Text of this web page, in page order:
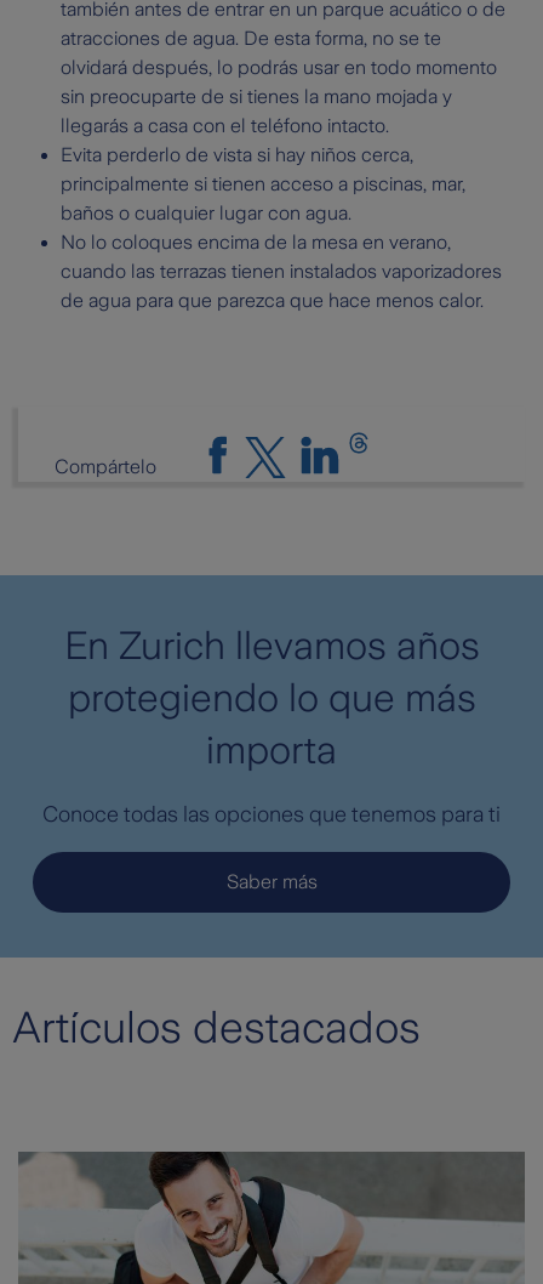
también antes de entrar en un parque acuático o de
atracciones de agua. De esta forma, no se te
olvidará después, lo podrás usar en todo momento
sin preocuparte de si tienes la mano mojada y
llegarás a casa con el teléfono intacto.
Evita perderlo de vista si hay niños cerca,
principalmente si tienen acceso a piscinas, mar,
baños o cualquier lugar con agua.
No lo coloques encima de la mesa en verano,
cuando las terrazas tienen instalados vaporizadores
de agua para que parezca que hace menos calor.
Compártelo
En Zurich llevamos años
protegiendo lo que más
importa
Conoce todas las opciones que tenemos para ti
Saber más
Artículos destacados